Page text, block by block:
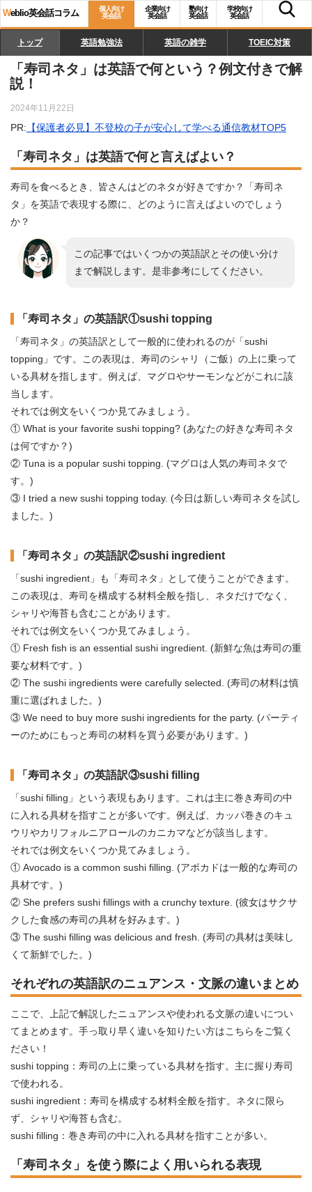
Weblio英会話コラム
個人向け
英会話
企業向け
英会話
塾向け
英会話
学校向け
英会話
トップ 英語勉強法 英語の雑学 TOEIC対策
「寿司ネタ」は英語で何という？例文付きで解
説！
2024年11月22日
PR: 【保護者必見】不登校の子が安心して学べる通信教材TOP5
「寿司ネタ」は英語で何と言えばよい？
寿司を食べるとき、皆さんはどのネタが好きですか？「寿司ネ
タ」を英語で表現する際に、どのように言えばよいのでしょう
か？
この記事ではいくつかの英語訳とその使い分け
まで解説します。是非参考にしてください。
「寿司ネタ」の英語訳①sushi topping
「寿司ネタ」の英語訳として一般的に使われるのが「sushi
topping」です。この表現は、寿司のシャリ（ご飯）の上に乗って
いる具材を指します。例えば、マグロやサーモンなどがこれに該
当します。
それでは例文をいくつか見てみましょう。
① What is your favorite sushi topping? (あなたの好きな寿司ネタ
は何ですか？)
② Tuna is a popular sushi topping. (マグロは人気の寿司ネタで
す。)
③ I tried a new sushi topping today. (今日は新しい寿司ネタを試し
ました。)
「寿司ネタ」の英語訳②sushi ingredient
「sushi ingredient」も「寿司ネタ」として使うことができます。
この表現は、寿司を構成する材料全般を指し、ネタだけでなく、
シャリや海苔も含むことがあります。
それでは例文をいくつか見てみましょう。
① Fresh fish is an essential sushi ingredient. (新鮮な魚は寿司の重
要な材料です。)
② The sushi ingredients were carefully selected. (寿司の材料は慎
重に選ばれました。)
③ We need to buy more sushi ingredients for the party. (パーティ
ーのためにもっと寿司の材料を買う必要があります。)
「寿司ネタ」の英語訳③sushi filling
「sushi filling」という表現もあります。これは主に巻き寿司の中
に入れる具材を指すことが多いです。例えば、カッパ巻きのキュ
ウリやカリフォルニアロールのカニカマなどが該当します。
それでは例文をいくつか見てみましょう。
① Avocado is a common sushi filling. (アボカドは一般的な寿司の
具材です。)
② She prefers sushi fillings with a crunchy texture. (彼女はサクサ
クした食感の寿司の具材を好みます。)
③ The sushi filling was delicious and fresh. (寿司の具材は美味し
くて新鮮でした。)
それぞれの英語訳のニュアンス・文脈の違いまとめ
ここで、上記で解説したニュアンスや使われる文脈の違いについ
てまとめます。手っ取り早く違いを知りたい方はこちらをご覧く
ださい！
sushi topping：寿司の上に乗っている具材を指す。主に握り寿司
で使われる。
sushi ingredient：寿司を構成する材料全般を指す。ネタに限ら
ず、シャリや海苔も含む。
sushi filling：巻き寿司の中に入れる具材を指すことが多い。
「寿司ネタ」を使う際によく用いられる表現